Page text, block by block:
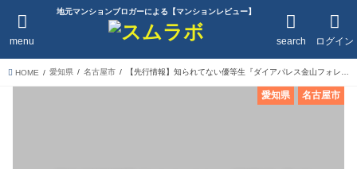
地元マンションブロガーによる【マンションレビュー】
ログイン
search
menu
HOME 愛知県 名古屋市
名古屋市
愛知県